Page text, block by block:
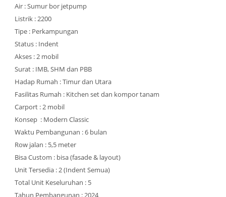
Air : Sumur bor jetpump
Listrik : 2200
Tipe : Perkampungan
Status : Indent
Akses : 2 mobil
Surat : IMB, SHM dan PBB
Hadap Rumah : Timur dan Utara
Fasilitas Rumah : Kitchen set dan kompor tanam
Carport : 2 mobil
Konsep : Modern Classic
Waktu Pembangunan : 6 bulan
Row jalan : 5,5 meter
Bisa Custom : bisa (fasade & layout)
Unit Tersedia : 2 (Indent Semua)
Total Unit Keseluruhan : 5
Tahun Pembangunan : 2024